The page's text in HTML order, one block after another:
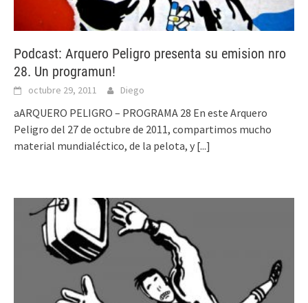
Podcast: Arquero Peligro presenta su emision nro
28. Un programun!
octubre 29, 2011 Diego
aARQUERO PELIGRO – PROGRAMA 28 En este Arquero
Peligro del 27 de octubre de 2011, compartimos mucho
material mundialéctico, de la pelota, y [...]